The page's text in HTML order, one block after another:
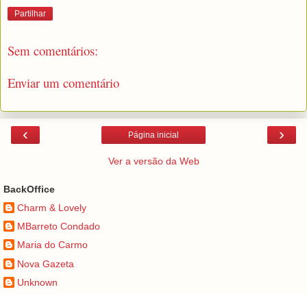
Partilhar
Sem comentários:
Enviar um comentário
‹ ›
Página inicial
Ver a versão da Web
BackOffice
Charm & Lovely
MBarreto Condado
Maria do Carmo
Nova Gazeta
Unknown